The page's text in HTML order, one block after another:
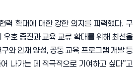
력 확대에 대한 강한 의지를 피력했다. 구
우호 증진과 교육 교류 확대를 위해 최선을
와 인재 양성, 공동 교육 프로그램 개발 등
나가는 데 적극적으로 기여하고 싶다”고